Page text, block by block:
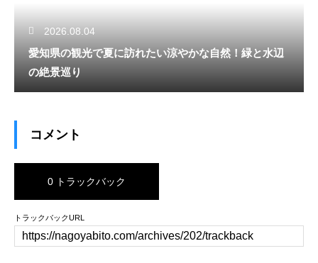
2026.08.04
愛知県の観光で夏に訪れたい涼やかな自然！緑と水辺
の絶景巡り
コメント
0 トラックバック
トラックバックURL